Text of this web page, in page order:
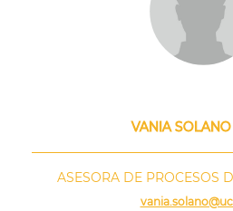
VANIA
ASESORA DE PROCESOS